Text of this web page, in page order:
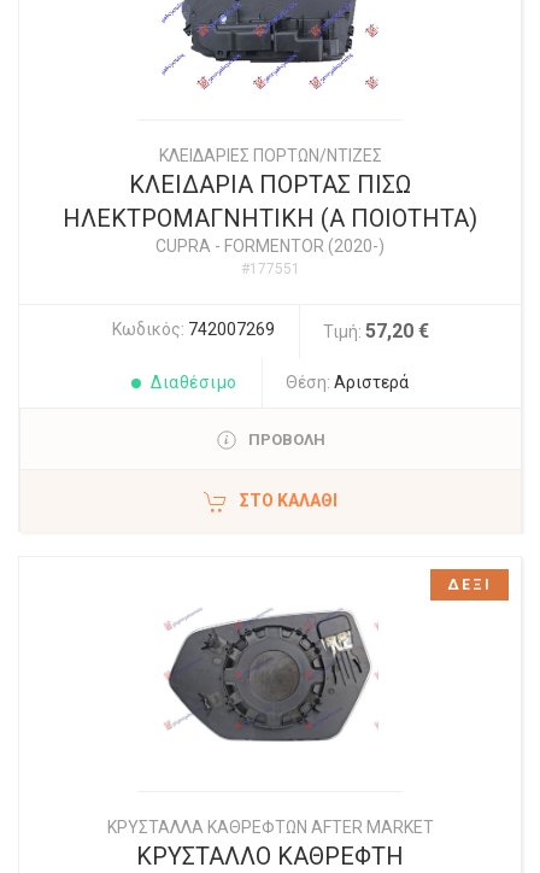
ΚΛΕΙΔΑΡΙΕΣ ΠΟΡΤΩΝ/ΝΤΙΖΕΣ
ΚΛΕΙΔΑΡΙΑ ΠΟΡΤΑΣ ΠΙΣΩ
ΗΛΕΚΤΡΟΜΑΓΝΗΤΙΚΗ (Α ΠΟΙΟΤΗΤΑ)
CUPRA - FORMENTOR (2020-)
#177551
Κωδικός: 742007269 Τιμή: 57,20 €
Διαθέσιμο Θέση: Αριστερά
ΠΡΟΒΟΛΗ
ΣΤΟ ΚΑΛΆΘΙ
ΚΡΥΣΤΑΛΛΑ ΚΑΘΡΕΦΤΩΝ AFTER MARKET
ΚΡΥΣΤΑΛΛΟ ΚΑΘΡΕΦΤΗ
ΔΕΞΙ